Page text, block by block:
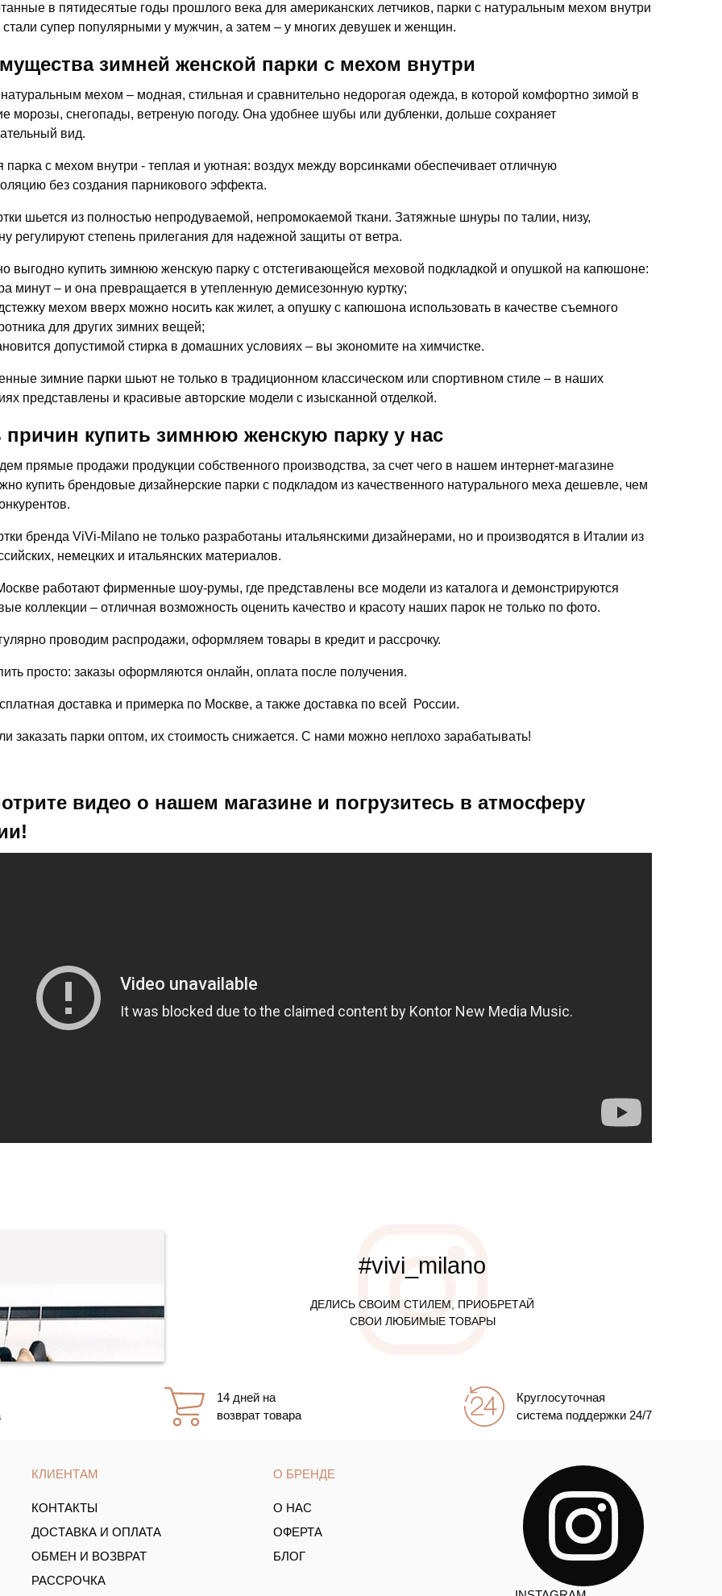
в пятидесятые годы прошлого века для американских летчиков, парки с натуральным мехом внутри
стали супер популярными у мужчин, а затем – у многих девушек и женщин.
зимней женской парки с мехом внутри
мехом – модная, стильная и сравнительно недорогая одежда, в которой комфортно зимой в
морозы, снегопады, ветреную погоду. Она удобнее шубы или дубленки, дольше сохраняет
вид.
парка с мехом внутри - теплая и уютная: воздух между ворсинками обеспечивает отличную
без создания парникового эффекта.
шьется из полностью непродуваемой, непромокаемой ткани. Затяжные шнуры по талии, низу,
регулируют степень прилегания для надежной защиты от ветра.
выгодно купить зимнюю женскую парку с отстегивающейся меховой подкладкой и опушкой на капюшоне:
минут – и она превращается в утепленную демисезонную куртку;
мехом вверх можно носить как жилет, а опушку с капюшона использовать в качестве съемного
для других зимних вещей;
допустимой стирка в домашних условиях – вы экономите на химчистке.
зимние парки шьют не только в традиционном классическом или спортивном стиле – в наших
представлены и красивые авторские модели с изысканной отделкой.
причин купить зимнюю женскую парку у нас
прямые продажи продукции собственного производства, за счет чего в нашем интернет-магазине
купить брендовые дизайнерские парки с подкладом из качественного натурального меха дешевле, чем
бренда ViVi-Milano не только разработаны итальянскими дизайнерами, но и производятся в Италии из
немецких и итальянских материалов.
работают фирменные шоу-румы, где представлены все модели из каталога и демонстрируются
коллекции – отличная возможность оценить качество и красоту наших парок не только по фото.
проводим распродажи, оформляем товары в кредит и рассрочку.
просто: заказы оформляются онлайн, оплата после получения.
доставка и примерка по Москве, а также доставка по всей России.
заказать парки оптом, их стоимость снижается. С нами можно неплохо зарабатывать!
видео о нашем магазине и погрузитесь в атмосферу
#vivi_milano
ДЕЛИСЬ СВОИМ СТИЛЕМ, ПРИОБРЕТАЙ
СВОИ ЛЮБИМЫЕ ТОВАРЫ
14 дней на
возврат товара
Круглосуточная
система поддержки 24/7
КЛИЕНТАМ
КОНТАКТЫ
ДОСТАВКА И ОПЛАТА
ОБМЕН И ВОЗВРАТ
РАССРОЧКА
О БРЕНДЕ
О НАС
ОФЕРТА
БЛОГ